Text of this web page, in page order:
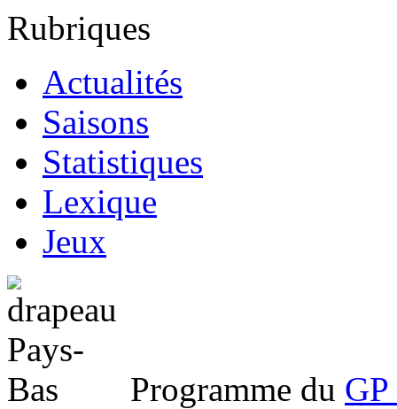
Rubriques
Actualités
Saisons
Statistiques
Lexique
Jeux
Programme du